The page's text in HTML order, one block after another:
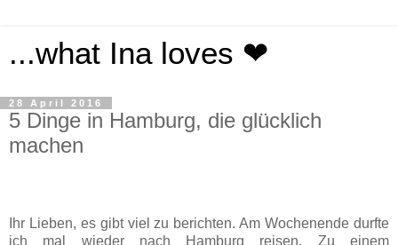
...what Ina loves ❤
28 April 2016
5 Dinge in Hamburg, die glücklich
machen
Ihr Lieben, es gibt viel zu berichten. Am Wochenende durfte
ich mal wieder nach Hamburg reisen. Zu einem